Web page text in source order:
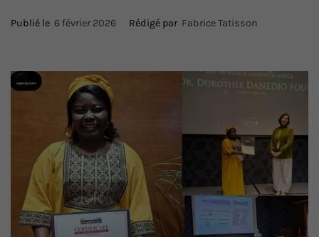
Publié le 6 février 2026 Rédigé par Fabrice Tatisson